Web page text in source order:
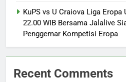
KuPS vs U Craiova Liga Eropa
22.00 WIB Bersama Jalalive
Penggemar Kompetisi Eropa
Recent Comments